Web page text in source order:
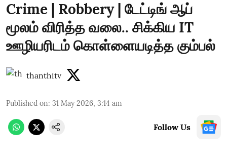
Crime | Robbery | டேட்டிங் ஆப்
மூலம் விரித்த வலை.. சிக்கிய IT
ஊழியரிடம் கொள்ளையடித்த கும்பல்
thanthitv
Published on: 31 May 2026, 3:14 am
Follow Us